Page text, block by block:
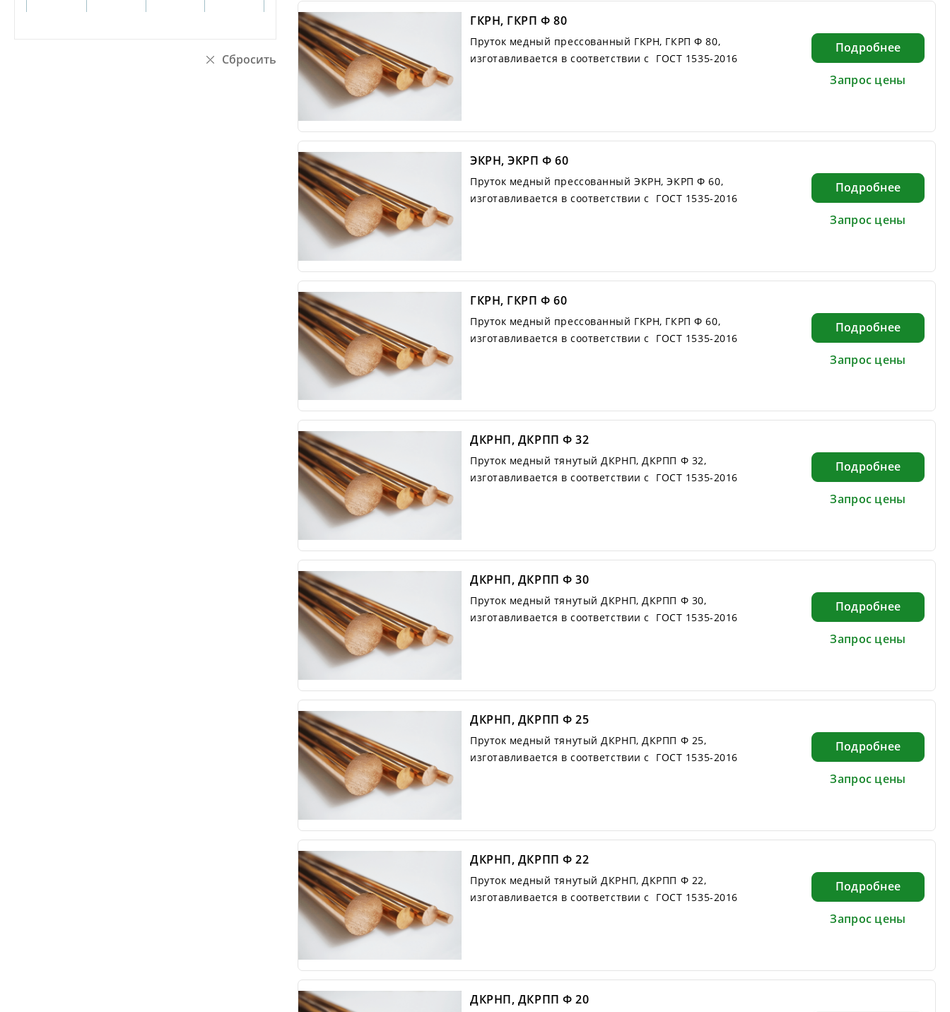
ГКРН, ГКРП Ф 80
Пруток медный прессованный ГКРН, ГКРП Ф 80,
изготавливается в соответствии с ГОСТ 1535-2016
Подробнее
Запрос цены
ЭКРН, ЭКРП Ф 60
Пруток медный прессованный ЭКРН, ЭКРП Ф 60,
изготавливается в соответствии с ГОСТ 1535-2016
Подробнее
Запрос цены
ГКРН, ГКРП Ф 60
Пруток медный прессованный ГКРН, ГКРП Ф 60,
изготавливается в соответствии с ГОСТ 1535-2016
Подробнее
Запрос цены
ДКРНП, ДКРПП Ф 32
Пруток медный тянутый ДКРНП, ДКРПП Ф 32,
изготавливается в соответствии с ГОСТ 1535-2016
Подробнее
Запрос цены
ДКРНП, ДКРПП Ф 30
Пруток медный тянутый ДКРНП, ДКРПП Ф 30,
изготавливается в соответствии с ГОСТ 1535-2016
Подробнее
Запрос цены
ДКРНП, ДКРПП Ф 25
Пруток медный тянутый ДКРНП, ДКРПП Ф 25,
изготавливается в соответствии с ГОСТ 1535-2016
Подробнее
Запрос цены
ДКРНП, ДКРПП Ф 22
Пруток медный тянутый ДКРНП, ДКРПП Ф 22,
изготавливается в соответствии с ГОСТ 1535-2016
Подробнее
Запрос цены
ДКРНП, ДКРПП Ф 20